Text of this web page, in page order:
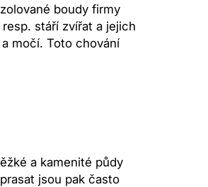
boudy firmy
stáří zvířat a jejich
močí. Toto chování
a kamenité půdy
jsou pak často